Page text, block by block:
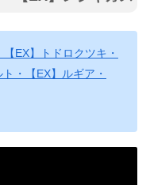
EX】トドロクツキ・
・【EX】ルギア・